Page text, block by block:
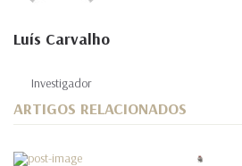
Luís Carvalho
Investigador
ARTIGOS RELACIONADOS